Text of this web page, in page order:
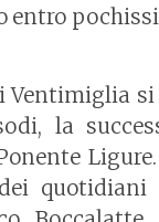
entro
Ventimiglia
la
quotidiani